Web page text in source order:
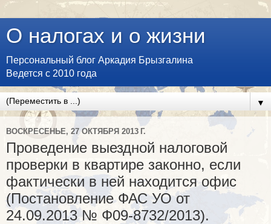
О налогах и о жизни
Персональный блог Аркадия Брызгалина
Ведется с 2010 года
▼
ВОСКРЕСЕНЬЕ, 27 ОКТЯБРЯ 2013 Г.
Проведение выездной налоговой
проверки в квартире законно, если
фактически в ней находится офис
(Постановление ФАС УО от
24.09.2013 № Ф09-8732/2013).